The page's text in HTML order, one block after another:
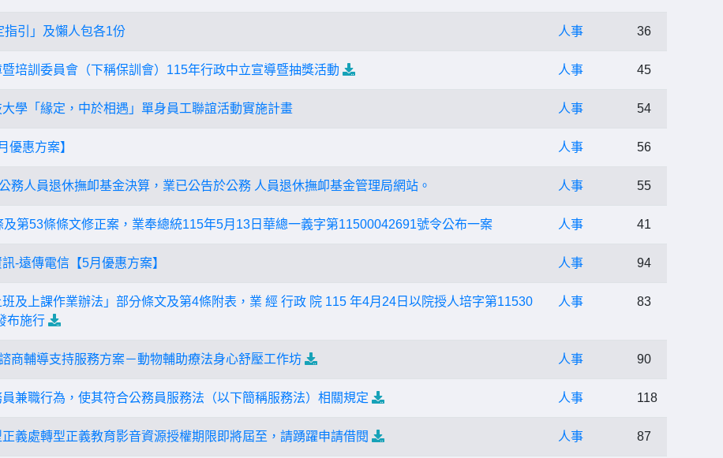
指引」及懶人包各1份 人事 36
培訓委員會（下稱保訓會）115年行政中立宣導暨抽獎活動 人事 45
學「緣定，中於相遇」單身員工聯誼活動實施計畫 人事 54
優惠方案】 人事 56
務人員退休撫卹基金決算，業已公告於公務 人員退休撫卹基金管理局網站。 人事 55
及第53條條文修正案，業奉總統115年5月13日華總一義字第11500042691號令公布一案 人事 41
-遠傳電信【5月優惠方案】 人事 94
班及上課作業辦法」部分條文及第4條附表，業 經 行政 院 115 年4月24日以院授人培字第11530
布施行
人事 83
商輔導支持服務方案－動物輔助療法身心舒壓工作坊 人事 90
兼職行為，使其符合公務員服務法（以下簡稱服務法）相關規定 人事 118
義處轉型正義教育影音資源授權期限即將屆至，請踴躍申請借閱 人事 87